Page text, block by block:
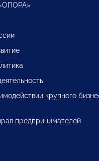
крупного
предпринимателей